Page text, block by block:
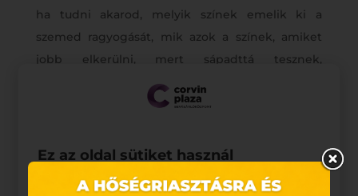
ha tudni akarod, melyik színek emelik ki a
szemed ragyogását, mik azok a színek, amiket
jobb elkerülni, mert sápadttá tesznek,
mindenképpen érdemes egyeztetned egy
tanácsadóval. Az általa megadott támpontok
üzletekben, a színek ezentúl a barátaid lesznek,
Ez az oldal sütiket használ